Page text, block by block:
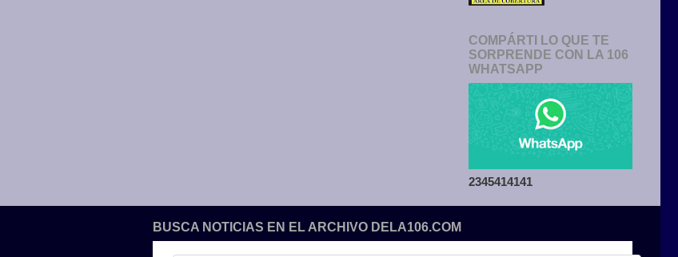
COMPÁRTI LO QUE TE
SORPRENDE CON LA 106
WHATSAPP
2345414141
BUSCA NOTICIAS EN EL ARCHIVO DELA106.COM